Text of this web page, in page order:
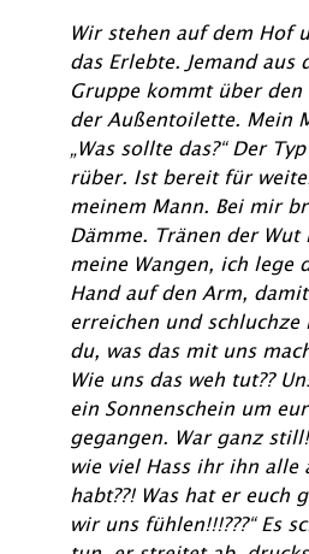
Wir stehen auf dem Hof
das Erlebte. Jemand aus
Gruppe kommt über
der Außentoilette. Mein
„Was sollte das?“ Der
rüber. Ist bereit für
meinem Mann. Bei mir
Dämme. Tränen der
meine Wangen, ich lege
Hand auf den Arm,
erreichen und schluchze
du, was das mit uns
Wie uns das weh tut??
ein Sonnenschein um
gegangen. War ganz
wie viel Hass ihr ihn alle
habt??! Was hat er euch
wir uns fühlen!!!???“ Es